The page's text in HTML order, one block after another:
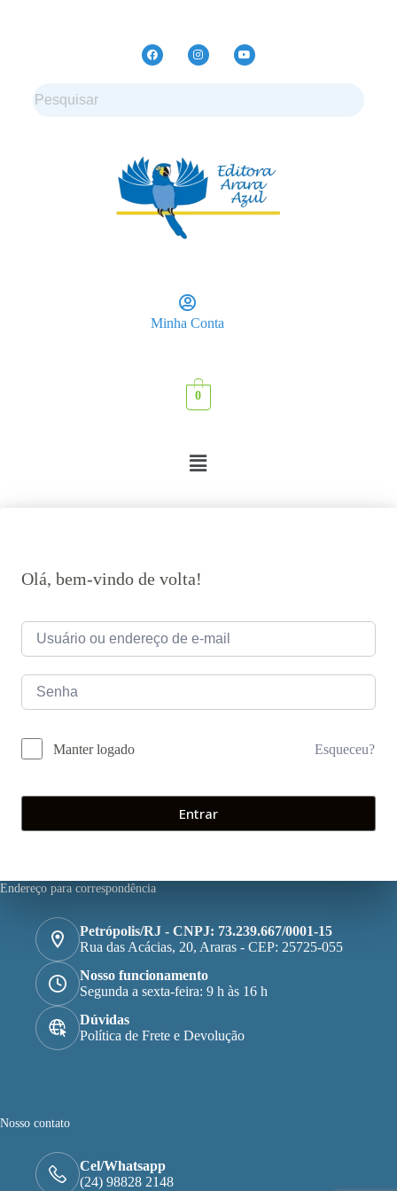
Minha Conta
0
Olá, bem-vindo de volta!
Manter logado Esqueceu?
Entrar
Endereço para correspondência
Petrópolis/RJ - CNPJ: 73.239.667/0001-15
Rua das Acácias, 20, Araras - CEP: 25725-055
Nosso funcionamento
Segunda a sexta-feira: 9 h às 16 h
Dúvidas
Política de Frete e Devolução
Nosso contato
Cel/Whatsapp
(24) 98828 2148